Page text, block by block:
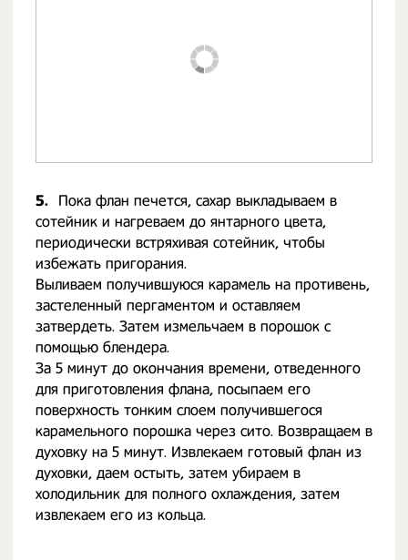
5.
Пока флан печется, сахар выкладываем в
сотейник и нагреваем до янтарного цвета,
периодически встряхивая сотейник, чтобы
избежать пригорания.
Выливаем получившуюся карамель на противень,
застеленный пергаментом и оставляем
затвердеть. Затем измельчаем в порошок с
помощью блендера.
За 5 минут до окончания времени, отведенного
для приготовления флана, посыпаем его
поверхность тонким слоем получившегося
карамельного порошка через сито. Возвращаем в
духовку на 5 минут. Извлекаем готовый флан из
духовки, даем остыть, затем убираем в
холодильник для полного охлаждения, затем
извлекаем его из кольца.